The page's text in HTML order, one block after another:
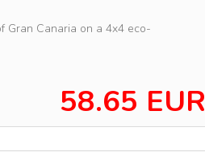
Gran Canaria on a 4x4 eco-
58.65 EUR